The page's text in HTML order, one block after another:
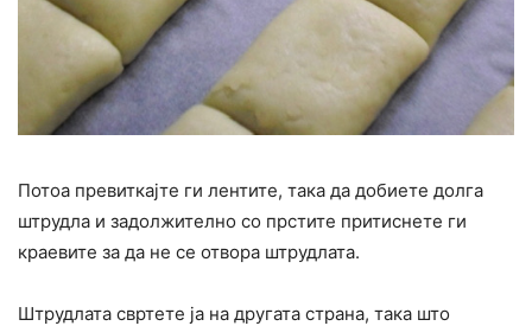
Потоа превиткајте ги лентите, така да добиете долга
штрудла и задолжително со прстите притиснете ги
краевите за да не се отвора штрудлата.
Штрудлата свртете ја на другата страна, така што